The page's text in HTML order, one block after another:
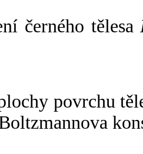
černého tělesa
povrchu